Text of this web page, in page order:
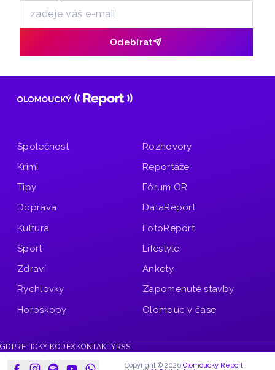
Odebírat
Společnost
Krimi
Tipy
Doprava
Kultura
Sport
Zdraví
Rychlovky
Horoskopy
Rozhovory
Reportáže
Fórum OR
DataReport
FotoReport
Lifestyle
Ankety
Zapomenuté stavby
Olomouc v čase
GDPR ETICKÝ KODEXKONTAKTYRSS
Copyright © 2026 Olomoucký Report